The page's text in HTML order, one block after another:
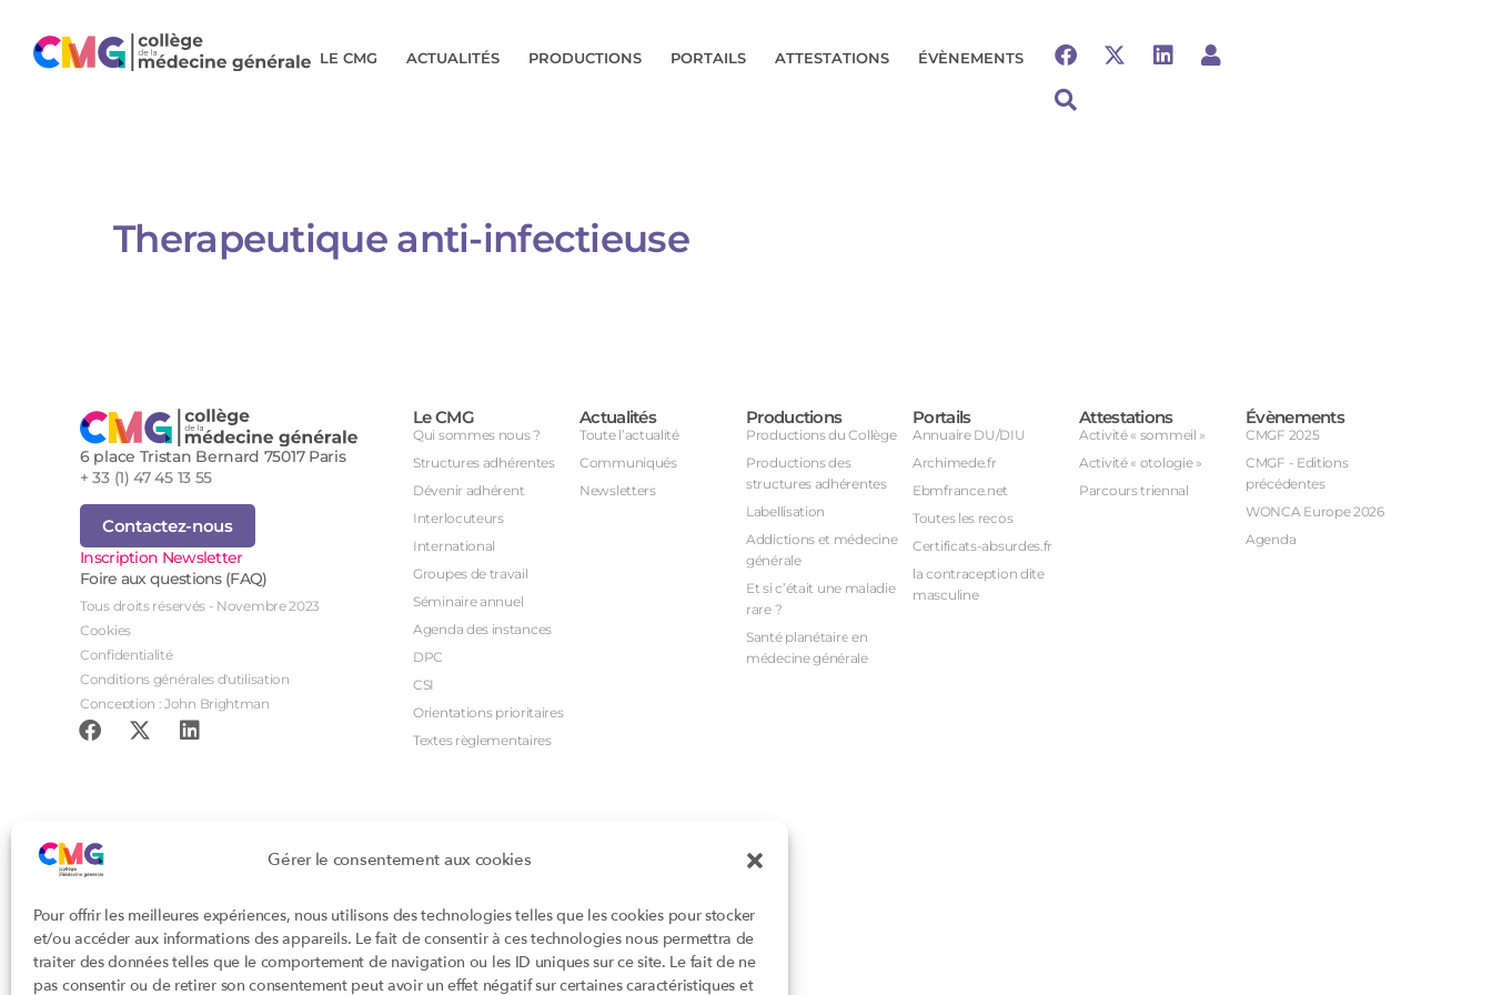
Gérer le consentement aux cookies
Pour offrir les meilleures expériences, nous utilisons des technologies telles que les cookies pour stocker
et/ou accéder aux informations des appareils. Le fait de consentir à ces technologies nous permettra de
traiter des données telles que le comportement de navigation ou les ID uniques sur ce site. Le fait de ne
pas consentir ou de retirer son consentement peut avoir un effet négatif sur certaines caractéristiques et
LE CMG ACTUALITÉS PRODUCTIONS PORTAILS ATTESTATIONS ÉVÈNEMENTS
Therapeutique anti-infectieuse
6 place Tristan Bernard 75017 Paris
+ 33 (1) 47 45 13 55
Contactez-nous
Inscription Newsletter
Foire aux questions (FAQ)
Tous droits réservés - Novembre 2023
Cookies
Confidentialité
Conditions générales d'utilisation
Conception : John Brightman
Le CMG
Qui sommes nous ?
Structures adhérentes
Dévenir adhérent
Interlocuteurs
International
Groupes de travail
Séminaire annuel
Agenda des instances
DPC
CSI
Orientations prioritaires
Textes règlementaires
Actualités
Toute l’actualité
Communiqués
Newsletters
Productions
Productions du Collège
Productions des
structures adhérentes
Labellisation
Addictions et médecine
générale
Et si c’était une maladie
rare ?
Santé planétaire en
médecine générale
Portails
Annuaire DU/DIU
Archimede.fr
Ebmfrance.net
Toutes les recos
Certificats-absurdes.fr
la contraception dite
masculine
Attestations
Activité « sommeil »
Activité « otologie »
Parcours triennal
Évènements
CMGF 2025
CMGF - Editions
précédentes
WONCA Europe 2026
Agenda